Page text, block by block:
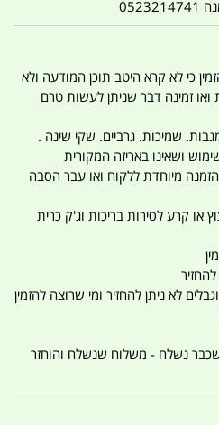
כי לא קרא היטב תוכן המודעה ולא
זמינה דבר שניתן לעשות טרם
שמיכות. גרביים. שקי שינה .
ושאינו באריזה המקורית
והזמנה מיוחדת ללקוח ואו עבר הסבה
או קרע לסירות בריכות וג'ק כרית
לא ניתן להחזיר ומי שרוצה להזמין
נשלח - משלוח שנשלח והוחזר